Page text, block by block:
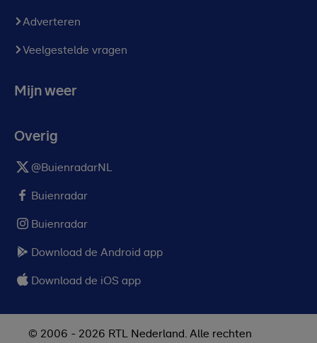
Adverteren
Veelgestelde vragen
Mijn weer
Overig
@BuienradarNL
Buienradar
Buienradar
Download de Android app
Download de iOS app
© 2006 - 2026 RTL Nederland. Alle rechten